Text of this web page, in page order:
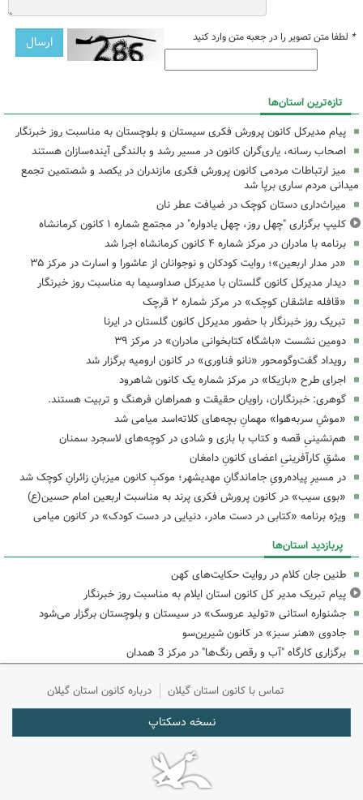
* لطفا متن تصویر را در جعبه متن وارد کنید
تازه‌ترین استان‌ها
پیام مدیرکل کانون پرورش فکری سیستان و بلوچستان به مناسبت روز خبرنگار
اصحاب رسانه، یاری‌گران کانون در مسیر رشد و بالندگی آینده‌سازان هستند
میز ارتباطات مردمی کانون پرورش فکری مازندران در یکصد و شصتمین تجمع
میدانی مردم ساری برپا شد
میراث‌داری دستان کوچک در ضیافت عطر نان
کلیپ برگزاری "چهل روز، چهل یادواره" در مجتمع شماره ۱ کانون کرمانشاه
برنامه با مادران در مرکز شماره ۴ کانون کرمانشاه اجرا شد
«در مدار اربعین»؛ روایت کودکان و نوجوانان از عاشورا و اسارت در مرکز ۳۵
دیدار مدیرکل کانون گلستان با مدیرکل صداوسیما به مناسبت روز خبرنگار
«قافله عاشقان کوچک» در مرکز شماره ۲ قرچک
تبریک روز خبرنگار با حضور مدیرکل کانون گلستان در ایرنا
دومین نشست «باشگاه کتابخوانی مادران» در مرکز ۳۹
رویداد گفت‌وگومحور «نانو فناوری» در کانون ارومیه برگزار شد
اجرای طرح «بازیکا» در مرکز شماره یک کانون شاهرود
گوهری: خبرنگاران، راویان حقیقت و همراهان فرهنگ و تربیت هستند.
«موشِ سربه‌هوا» مهمانِ بچه‌های کلاته‌اسد میامی شد
هم‌نشینیِ قصه و کتاب با بازی و شادی در کوچه‌های لاسجرد سمنان
مشقِ کارآفرینیِ اعضای کانونِ دامغان
در مسیرِ پیاده‌رویِ جاماندگانِ مهدیشهر؛ موکبِ کانون میزبانِ زائرانِ کوچک شد
«بوی سیب» در کانون پرورش فکری پرند به مناسبت اربعین امام حسین(ع)
ویژه برنامه «کتابی در دست مادر، دنیایی در دست کودک» در کانون میامی
پربازدید استان‌ها
طنین جان کلام در روایت حکایت‌های کهن
پیام تبریک مدیر کل کانون استان ایلام به مناسبت روز خبرنگار
جشنواره استانی «تولید عروسک» در سیستان و بلوچستان برگزار می‌شود
جادوی «هنر سبز» در کانون شیرین‌سو
برگزاری کارگاه "آب و رقص رنگ‌ها" در مرکز 3 همدان
تماس با کانون استان گیلان درباره کانون استان گیلان
نسخه دسکتاپ